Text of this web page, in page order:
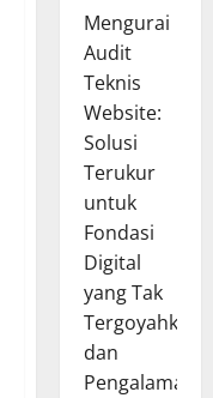
Mengurai
Audit
Teknis
Website:
Solusi
Terukur
untuk
Fondasi
Digital
yang Tak
Tergoyahkan
dan
Pengalaman